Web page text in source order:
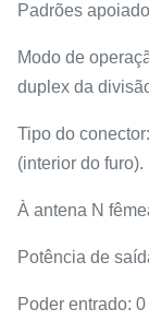
Padrões
Modo de
duplex da
Tipo do
(interior do furo).
À antena N
Potência de
Poder entrado: